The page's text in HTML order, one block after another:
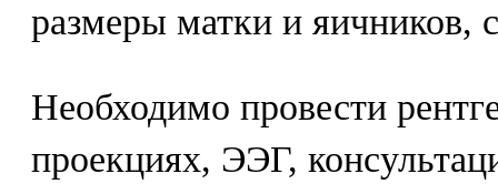
размеры матки и яичников,
Необходимо провести
проекциях, ЭЭГ,